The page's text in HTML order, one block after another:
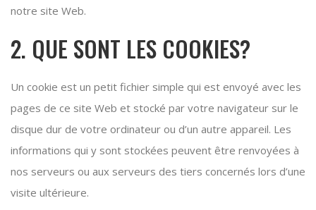
notre site Web.
2. QUE SONT LES COOKIES?
Un cookie est un petit fichier simple qui est envoyé avec les
pages de ce site Web et stocké par votre navigateur sur le
disque dur de votre ordinateur ou d’un autre appareil. Les
informations qui y sont stockées peuvent être renvoyées à
nos serveurs ou aux serveurs des tiers concernés lors d’une
visite ultérieure.